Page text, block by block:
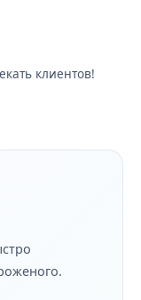
клиентов!